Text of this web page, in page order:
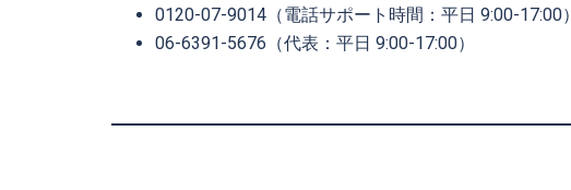
0120-07-9014（電話サポート時間：平日 9:00-17:00）
06-6391-5676（代表：平日 9:00-17:00）